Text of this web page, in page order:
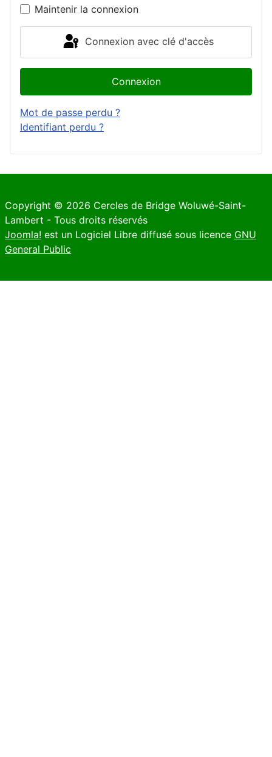
Maintenir la connexion
Connexion avec clé d'accès
Connexion
Mot de passe perdu ?
Identifiant perdu ?
Copyright © 2026 Cercles de Bridge Woluwé-Saint-
Lambert - Tous droits réservés
Joomla! est un Logiciel Libre diffusé sous licence GNU
General Public